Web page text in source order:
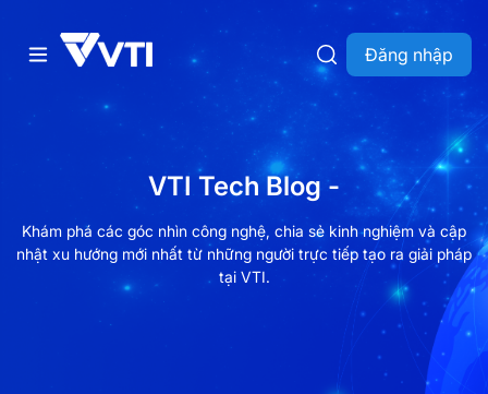
Đăng nhập
VTI Tech Blog -
Khám phá các góc nhìn công nghệ, chia sẻ kinh nghiệm và cập
nhật xu hướng mới nhất từ những người trực tiếp tạo ra giải pháp
tại VTI.